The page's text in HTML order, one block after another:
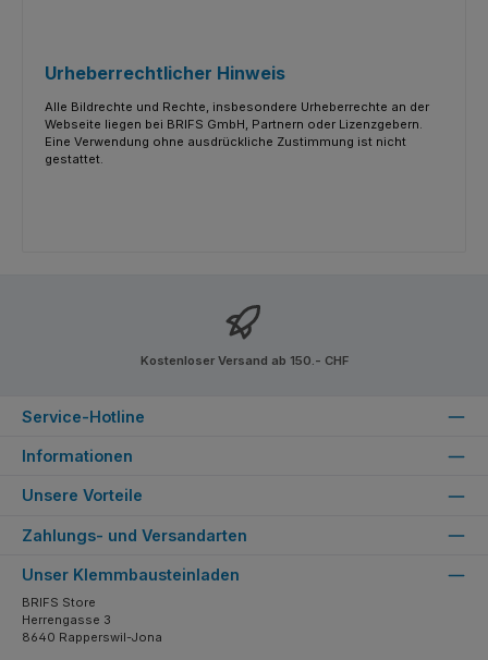
Urheberrechtlicher Hinweis
Alle Bildrechte und Rechte, insbesondere Urheberrechte an der
Webseite liegen bei BRIFS GmbH, Partnern oder Lizenzgebern.
Eine Verwendung ohne ausdrückliche Zustimmung ist nicht
gestattet.
Kostenloser Versand ab 150.- CHF
Service-Hotline
Informationen
Unsere Vorteile
Zahlungs- und Versandarten
Unser Klemmbausteinladen
BRIFS Store
Herrengasse 3
8640 Rapperswil-Jona